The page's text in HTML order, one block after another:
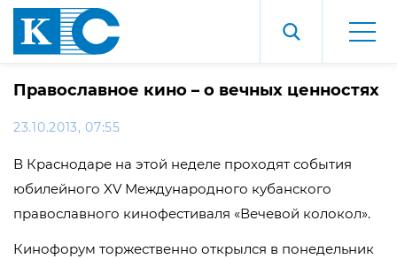
Православное кино – о вечных ценностях
23.10.2013, 07:55
В Краснодаре на этой неделе проходят события
юбилейного XV Международного кубанского
православного кинофестиваля «Вечевой колокол».
Кинофорум торжественно открылся в понедельник